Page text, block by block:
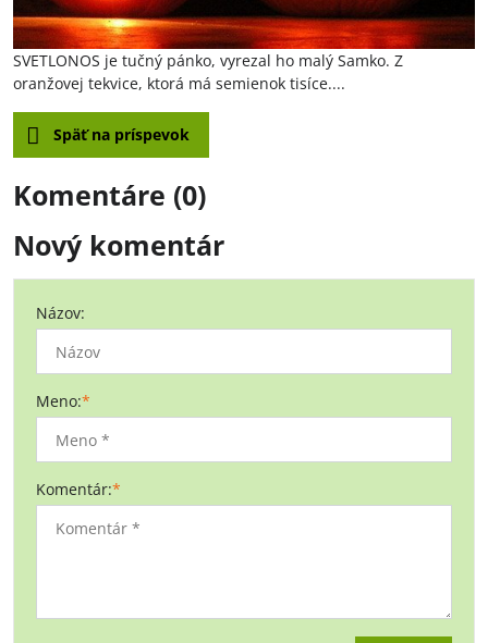
SVETLONOS je tučný pánko, vyrezal ho malý Samko. Z
oranžovej tekvice, ktorá má semienok tisíce....
Späť na príspevok
Komentáre (0)
Nový komentár
Názov:
Meno:*
Komentár:*